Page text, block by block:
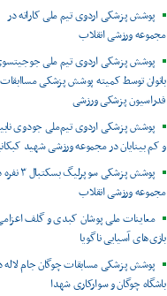
پوشش پزشکی اردوی تیم ملی کاراته در
مجموعه ورزشی انقلاب
پوشش پزشکی اردوی تیم ملی
بانوان توسط کمیته پوشش پزشکی مساابقات
فدراسیون پزشکی ورزشی
پوشش پزشکی اردوی تیم‌ملی جودوی
و کم بینایان در مجموعه ورزشی شهید
پوشش پزشکی سوپرلیگ
مجموعه ورزشی انقلاب
معاینات ملی پوشان کبدی و گلف
بازی‌های آسیایی ناگویا
پوشش پزشکی مسابقات چوگان جام لاله
باشگاه چوگان و سوارکاری شهدا